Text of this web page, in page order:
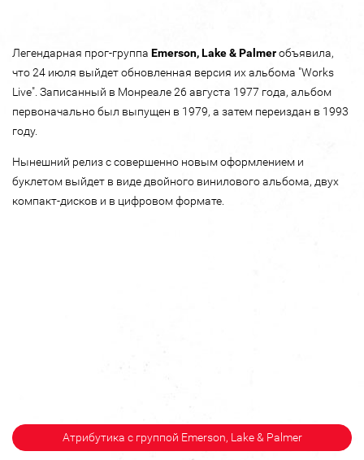
Легендарная прог-группа Emerson, Lake & Palmerобъявила,
что 24 июля выйдет обновленная версия их альбома "Works
Live". Записанный в Монреале 26 августа 1977 года, альбом
первоначально был выпущен в 1979, а затем переиздан в 1993
году.
Нынешний релиз с совершенно новым оформлением и
буклетом выйдет в виде двойного винилового альбома, двух
компакт-дисков и в цифровом формате.
Атрибутика с группой Emerson, Lake & Palmer